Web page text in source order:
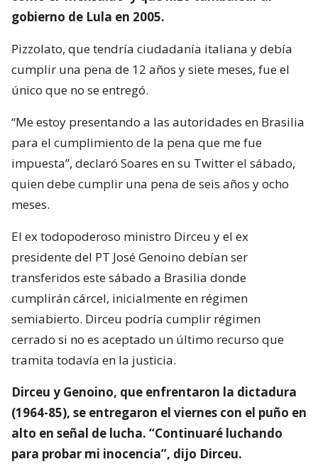
gobierno de Lula en 2005.
Pizzolato, que tendría ciudadanía italiana y debía
cumplir una pena de 12 años y siete meses, fue el
único que no se entregó.
“Me estoy presentando a las autoridades en Brasilia
para el cumplimiento de la pena que me fue
impuesta”, declaró Soares en su Twitter el sábado,
quien debe cumplir una pena de seis años y ocho
meses.
El ex todopoderoso ministro Dirceu y el ex
presidente del PT José Genoino debían ser
transferidos este sábado a Brasilia donde
cumplirán cárcel, inicialmente en régimen
semiabierto. Dirceu podría cumplir régimen
cerrado si no es aceptado un último recurso que
tramita todavía en la justicia.
Dirceu y Genoino, que enfrentaron la dictadura
(1964-85), se entregaron el viernes con el puño en
alto en señal de lucha. “Continuaré luchando
para probar mi inocencia”, dijo Dirceu.